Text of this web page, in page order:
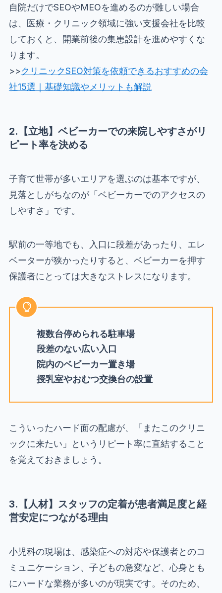
自院だけでSEOやMEOを進めるのが難しい場合
は、医療・クリニック領域に強い支援会社を比較
しておくと、開業前後の集患設計を進めやすくな
ります。
>>クリニックSEO対策を依頼できるおすすめの会
社15選｜基礎知識やメリットも解説
2.【立地】ベビーカーでの来院しやすさがリ
ピート率を決める
子育て世帯が多いエリアを選ぶのは基本ですが、
見落としがちなのが「ベビーカーでのアクセスの
しやすさ」です。
駅前の一等地でも、入口に段差があったり、エレ
ベーターが狭かったりすると、ベビーカーを押す
保護者にとっては大きなストレスになります。
複数台停められる駐車場
段差のない広い入口
院内のベビーカー置き場
授乳室やおむつ交換台の設置
こういったハード面の配慮が、「またこのクリニ
ックに来たい」というリピート率に直結すること
を覚えておきましょう。
3.【人材】スタッフの定着が患者満足度と経
営安定につながる理由
小児科の現場は、感染症への対応や保護者とのコ
ミュニケーション、子どもの急変など、心身とも
にハードな業務が多いのが現実です。そのため、